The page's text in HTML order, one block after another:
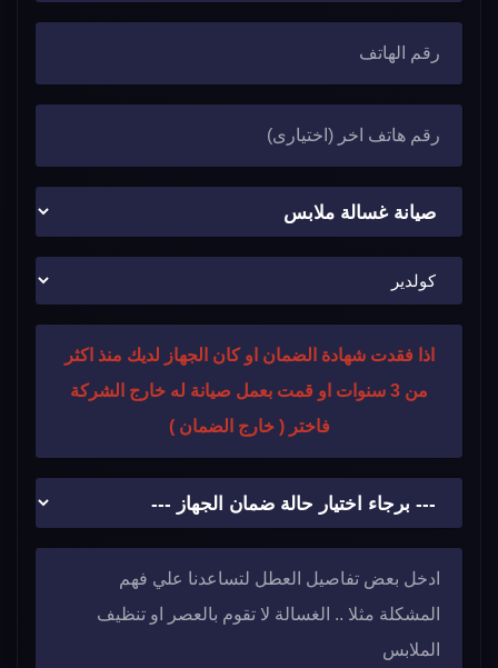
اذا فقدت شهادة الضمان او كان الجهاز لديك منذ اكثر
من 3 سنوات او قمت بعمل صيانة له خارج الشركة
فاختر ( خارج الضمان )